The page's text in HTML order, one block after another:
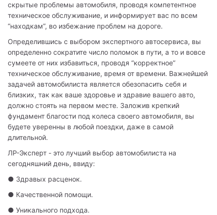
скрытые проблемы автомобиля, проводя компетентное
техническое обслуживание, и информирует вас по всем
“находкам”, во избежание проблем на дороге.
Определившись с выбором экспертного автосервиса, вы
определенно сократите число поломок в пути, а то и вовсе
сумеете от них избавиться, проводя “корректное”
техническое обслуживание, время от времени. Важнейшей
задачей автомобилиста является обезопасить себя и
близких, так как ваше здоровье и здравие вашего авто,
должно стоять на первом месте. Заложив крепкий
фундамент благости под колеса своего автомобиля, вы
будете уверенны в любой поездки, даже в самой
длительной.
ЛР-Эксперт - это лучший выбор автомобилиста на
сегодняшний день, ввиду:
● Здравых расценок.
● Качественной помощи.
● Уникального подхода.